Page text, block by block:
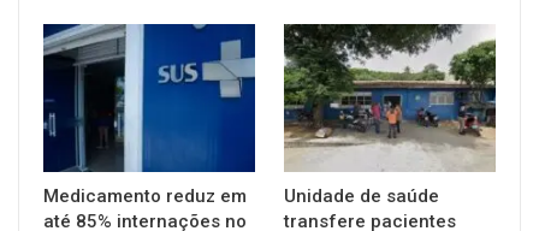
Medicamento reduz em
até 85% internações no
Unidade de saúde
transfere pacientes